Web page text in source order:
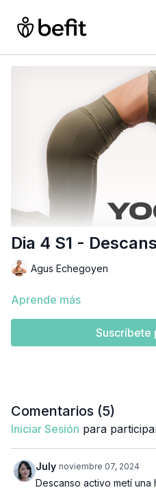
Dia 4 S1 -
Agus Echegoyen
Aprende más
Suscríbete
Comentarios (5)
Iniciar Sesión para
July noviembre 07, 2024
Descanso activo metí una